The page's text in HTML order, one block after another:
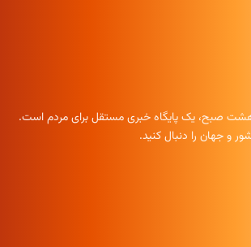
هشت صبح، یک پایگاه خبری مستقل برای مردم است.
و جهان را دنبال کنید.